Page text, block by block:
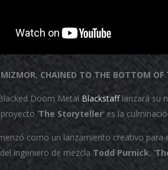
MIZMOR,CHAINED TO THE BOTTOM OF
Doom Metal Blackstafflanzará su
‘The Storyteller‘ es la
como un lanzamiento creativo para
ingeniero de mezcla Todd Purnick, ‘